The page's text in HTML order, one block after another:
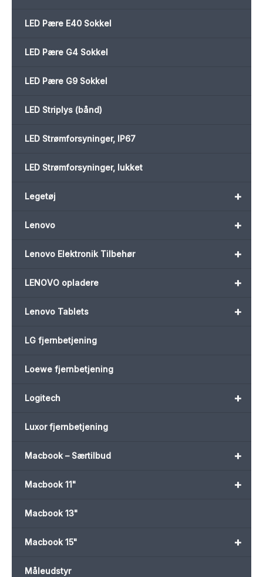
LED Pære E40 Sokkel
LED Pære G4 Sokkel
LED Pære G9 Sokkel
LED Striplys (bånd)
LED Strømforsyninger, IP67
LED Strømforsyninger, lukket
+
Legetøj
+
Lenovo
+
Lenovo Elektronik Tilbehør
+
LENOVO opladere
+
Lenovo Tablets
LG fjernbetjening
Loewe fjernbetjening
+
Logitech
Luxor fjernbetjening
+
Macbook – Særtilbud
+
Macbook 11"
Macbook 13"
+
Macbook 15"
Måleudstyr